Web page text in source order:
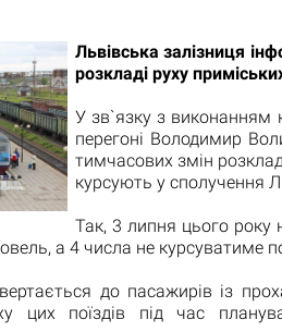
Львівська залізниця
розкладі руху
У зв`язку з виконанням
перегоні Володимир
тимчасових змін
курсують у сполучення
Так, 3 липня цього року
а 4 числа не курсуватиме
до пасажирів із
цих поїздів під час